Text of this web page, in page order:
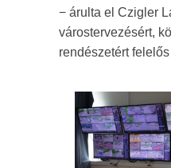
− árulta el Czigler
várostervezésért,
rendészetért